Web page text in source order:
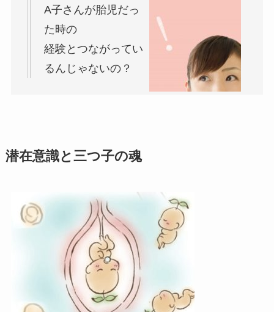
A子さんが胎児だっ
た時の
経験とつながってい
るんじゃないの？
潜在意識と三つ子の魂